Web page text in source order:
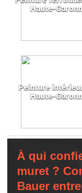
Haute-
Peinture
Haute-
À qui
muret ?
Bauer